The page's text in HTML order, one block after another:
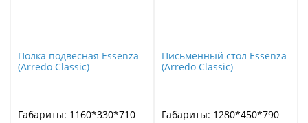
Полка подвесная Essenza
(Arredo Classic)
Габариты: 1160*330*710
Письменный стол Essenza
(Arredo Classic)
Габариты: 1280*450*790